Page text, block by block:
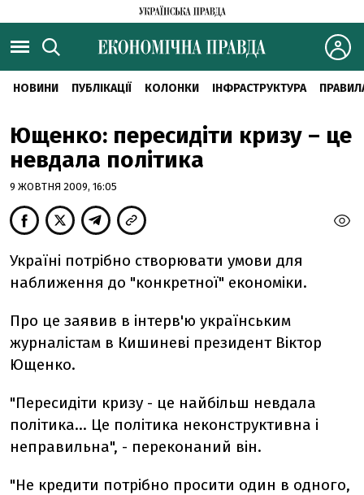
НОВИНИ ПУБЛІКАЦІЇ КОЛОНКИ ІНФРАСТРУКТУРА
Ющенко: пересидіти кризу – це
невдала політика
9 ЖОВТНЯ 2009, 16:05
Україні потрібно створювати умови для
наближення до "конкретної" економіки.
Про це заявив в інтерв'ю українським
журналістам в Кишиневі президент Віктор
Ющенко.
"Пересидіти кризу - це найбільш невдала
політика... Це політика неконструктивна і
неправильна", - переконаний він.
"Не кредити потрібно просити один в одного,